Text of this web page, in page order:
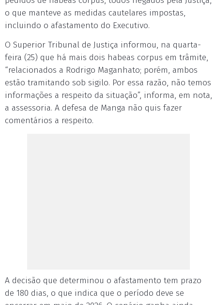
o que manteve as medidas cautelares impostas,
incluindo o afastamento do Executivo.
O Superior Tribunal de Justiça informou, na quarta-
feira (25) que há mais dois habeas corpus em trâmite,
“relacionados a Rodrigo Maganhato; porém, ambos
estão tramitando sob sigilo. Por essa razão, não temos
informações a respeito da situação”, informa, em nota,
a assessoria. A defesa de Manga não quis fazer
comentários a respeito.
A decisão que determinou o afastamento tem prazo
de 180 dias, o que indica que o período deve se